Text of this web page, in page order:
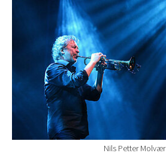
Nils Petter Molvær